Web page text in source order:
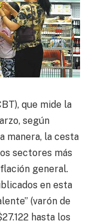
que mide la
según
manera, la cesta
sectores más
general.
en esta
(varón de
hasta los